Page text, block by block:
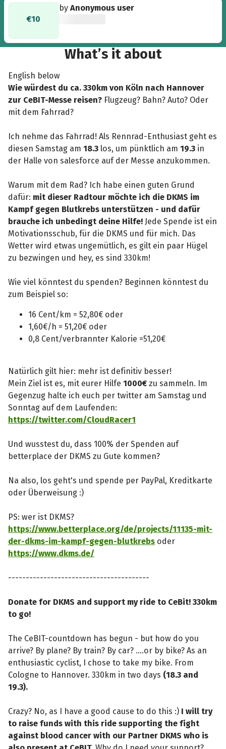
€10
byAnonymous user
What’s it about
English below
Wie würdest du ca. 330km von Köln nach Hannover
zur CeBIT-Messe reisen? Flugzeug? Bahn? Auto? Oder
mit dem Fahrrad?
Ich nehme das Fahrrad! Als Rennrad-Enthusiast geht es
diesen Samstag am18.3 los, um pünktlich am19.3 in
der Halle von salesforce auf der Messe anzukommen.
Warum mit dem Rad? Ich habe einen guten Grund
dafür: mit dieser Radtour möchte ich die DKMS im
Kampf gegen Blutkrebs unterstützen - und dafür
brauche ich unbedingt deine Hilfe! Jede Spende ist ein
Motivationsschub, für die DKMS und für mich. Das
Wetter wird etwas ungemütlich, es gilt ein paar Hügel
zu bezwingen und hey, es sind 330km!
Wie viel könntest du spenden? Beginnen könntest du
zum Beispiel so:
16 Cent/km = 52,80€ oder
1,60€/h = 51,20€ oder
0,8 Cent/verbrannter Kalorie =51,20€
Natürlich gilt hier: mehr ist definitiv besser!
Mein Ziel ist es, mit eurer Hilfe1000€ zu sammeln. Im
Gegenzug halte ich euch per twitter am Samstag und
Sonntag auf dem Laufenden:
https://twitter.com/CloudRacer1
Und wusstest du, dass 100% der Spenden auf
betterplace der DKMS zu Gute kommen?
Na also, los geht's und spende per PayPal, Kreditkarte
oder Überweisung :)
PS: wer ist DKMS?
https://www.betterplace.org/de/projects/11135-mit-
der-dkms-im-kampf-gegen-blutkrebs oder
https://www.dkms.de/
----------------------------------------
Donate for DKMS and support my ride to CeBit! 330km
to go!
The CeBIT-countdown has begun - but how do you
arrive? By plane? By train? By car? ....or by bike? As an
enthusiastic cyclist, I chose to take my bike. From
Cologne to Hannover. 330km in two days (18.3 and
19.3).
Crazy? No, as I have a good cause to do this :) I will try
to raise funds with this ride supporting the fight
against blood cancer with our Partner DKMS who is